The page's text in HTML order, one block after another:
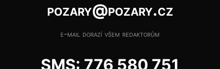
pozary@pozary.cz
e-mail dorazí všem redaktorům
SMS: 776 580 751